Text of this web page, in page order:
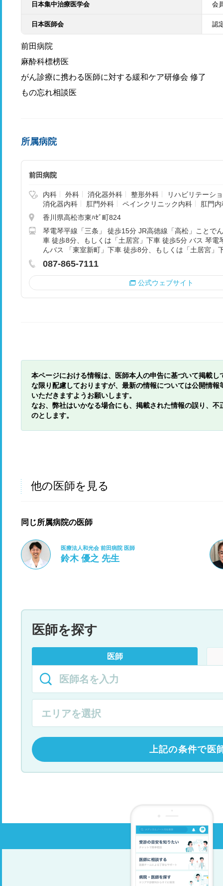
日本集中治療医学会 会
日本医師会 認
前田病院
麻酔科標榜医
がん診療に携わる医師に対する緩和ケア研修会 修了
もの忘れ相談医
所属病院
前田病院
内科 外科 消化器外科 整形外科
リハビリテーシ
消化器内科
肛門外科 ペインクリニック内科
肛門
香川県高松市東ﾊｾﾞ町824
琴電琴平線「三条」 徒歩15分 JR高徳線「高松」ことで
車 徒歩8分、もしくは「土居宮」下車 徒歩5分 バス 琴電
んバス 「東室新町」下車 徒歩8分、もしくは「土居宮」
087-865-7111
公式ウェブサイト
本ページにおける情報は、医師本人の申告に基づいて掲載
な限り配慮しておりますが、最新の情報については公開情
いただきますようお願いします。
なお、弊社はいかなる場合にも、掲載された情報の誤り、
のとします。
他の医師を見る
同じ所属病院の医師
医療法人和光会 前田病院 医師
鈴木 優之 先生
医師を探す
医師
上記の条件で医